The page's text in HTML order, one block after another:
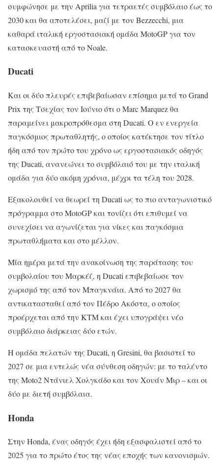
συμφώνησε με την Aprilia για τετραετές συμβόλαιο έως το
2030 και θα αποτελέσει, μαζί με τον Bezzecchi, μια
καθαρά ιταλική εργοστασιακή ομάδα MotoGP για τον
κατασκευαστή από το Noale.
Ducati
Και οι δύο πλευρές επιβεβαίωσαν επίσημα μετά το Grand
Prix της Τσεχίας τον Ιούνιο ότι ο Marc Marquez θα
παραμείνει μακροπρόθεσμα στη Ducati. Ο εν ενεργεία
παγκόσμιος πρωταθλητής, ο οποίος κατέκτησε τον τίτλο
ήδη από τον πρώτο του χρόνο ως εργοστασιακός οδηγός
της Ducati, ανανεώνει το συμβόλαιό του με την ιταλική
ομάδα για δύο ακόμη χρόνια, μέχρι τα τέλη του 2028.
Εξακολουθεί να θεωρεί τη Ducati ως το πιο ανταγωνιστικό
πρόγραμμα στο MotoGP και τονίζει ότι επιθυμεί να
συνεχίσει να αγωνίζεται για νίκες και παγκόσμια
πρωταθλήματα και στο μέλλον.
Μία ημέρα μετά την ανακοίνωση της παράτασης του
συμβολαίου του Μαρκέζ, η Ducati επιβεβαίωσε τον
χωρισμό της από τον Μπαγκνάια. Από το 2027 θα
αντικατασταθεί από τον Πέδρο Ακόστα, ο οποίος
προέρχεται από την KTM και έχει υπογράψει νέο
συμβόλαιο διάρκειας δύο ετών.
Η ομάδα πελατών της Ducati, η Gresini, θα βασιστεί το
2027 σε μια εντελώς νέα σύνθεση οδηγών: με το ταλέντο
της Moto2 Ντάνιελ Χολγκάδο και τον Χουάν Μιρ – και οι
δύο με διετή συμβόλαια.
Honda
Στην Honda, ένας οδηγός έχει ήδη εξασφαλιστεί από το
2025 για το πρώτο έτος της νέας εποχής των κανονισμών.